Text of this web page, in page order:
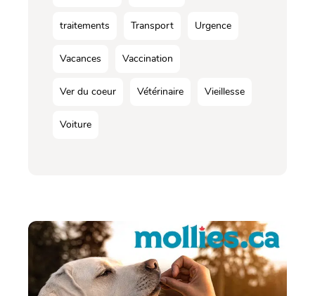
traitements Transport Urgence
Vacances Vaccination
Ver du coeur Vétérinaire Vieillesse
Voiture